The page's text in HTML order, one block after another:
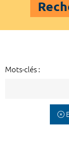
Mots-clés :